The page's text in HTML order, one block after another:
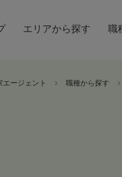
エリアから探す 職
エージェント 職種から探す